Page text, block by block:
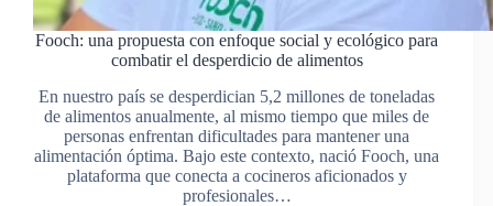
Fooch: una propuesta con enfoque social y ecológico para
combatir el desperdicio de alimentos
En nuestro país se desperdician 5,2 millones de toneladas
de alimentos anualmente, al mismo tiempo que miles de
personas enfrentan dificultades para mantener una
alimentación óptima. Bajo este contexto, nació Fooch, una
plataforma que conecta a cocineros aficionados y
profesionales…